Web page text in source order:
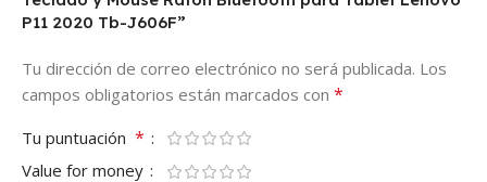
P11 2020 Tb-J606F”
Tu dirección de correo electrónico no será publicada. Los
campos obligatorios están marcados con *
Tu puntuación *
Value for money